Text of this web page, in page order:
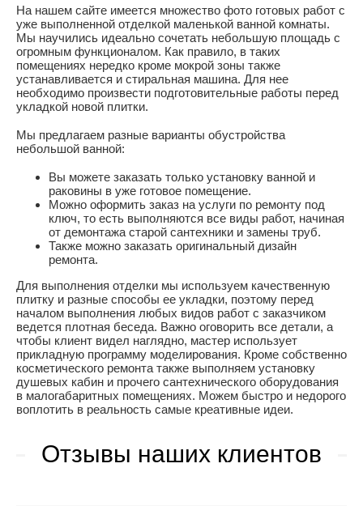
На нашем сайте имеется множество фото готовых работ с
уже выполненной отделкой маленькой ванной комнаты.
Мы научились идеально сочетать небольшую площадь с
огромным функционалом. Как правило, в таких
помещениях нередко кроме мокрой зоны также
устанавливается и стиральная машина. Для нее
необходимо произвести подготовительные работы перед
укладкой новой плитки.
Мы предлагаем разные варианты обустройства
небольшой ванной:
Вы можете заказать только установку ванной и
раковины в уже готовое помещение.
Можно оформить заказ на услуги по ремонту под
ключ, то есть выполняются все виды работ, начиная
от демонтажа старой сантехники и замены труб.
Также можно заказать оригинальный дизайн
ремонта.
Для выполнения отделки мы используем качественную
плитку и разные способы ее укладки, поэтому перед
началом выполнения любых видов работ с заказчиком
ведется плотная беседа. Важно оговорить все детали, а
чтобы клиент видел наглядно, мастер использует
прикладную программу моделирования. Кроме собственно
косметического ремонта также выполняем установку
душевых кабин и прочего сантехнического оборудования
в малогабаритных помещениях. Можем быстро и недорого
воплотить в реальность самые креативные идеи.
Отзывы наших клиентов